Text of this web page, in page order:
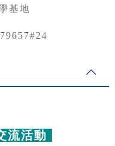
基地
流活動